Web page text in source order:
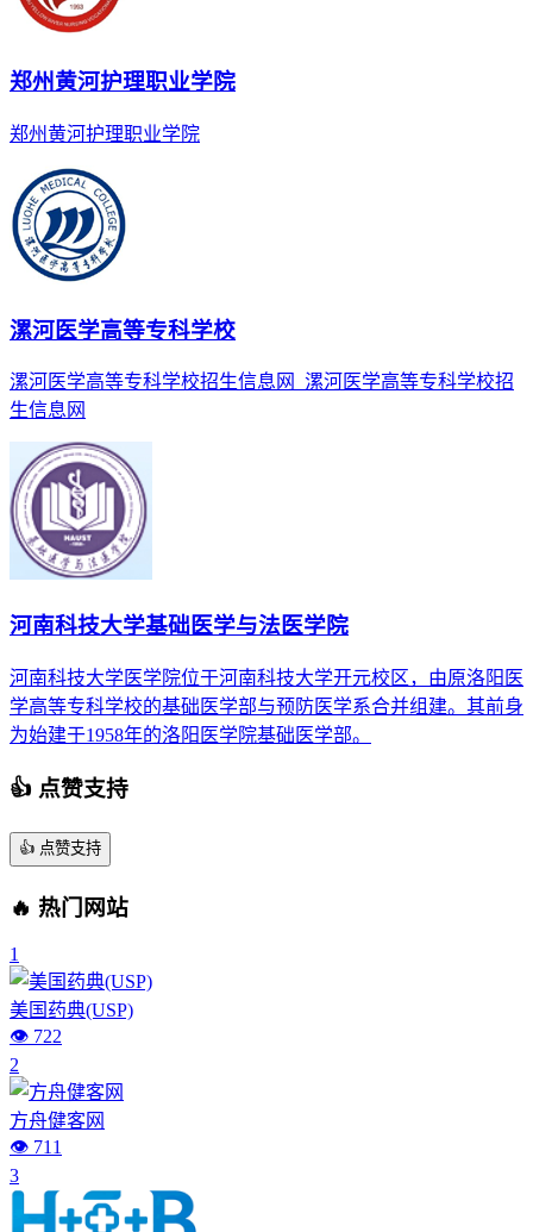
郑州黄河护理职业学院
郑州黄河护理职业学院
漯河医学高等专科学校
漯河医学高等专科学校招生信息网_漯河医学高等专科学校招
生信息网
河南科技大学基础医学与法医学院
河南科技大学医学院位于河南科技大学开元校区，由原洛阳医
学高等专科学校的基础医学部与预防医学系合并组建。其前身
为始建于1958年的洛阳医学院基础医学部。
👍 点赞支持
👍 点赞支持
🔥 热门网站
1
美国药典(USP)
👁️ 722
2
方舟健客网
👁️ 711
3